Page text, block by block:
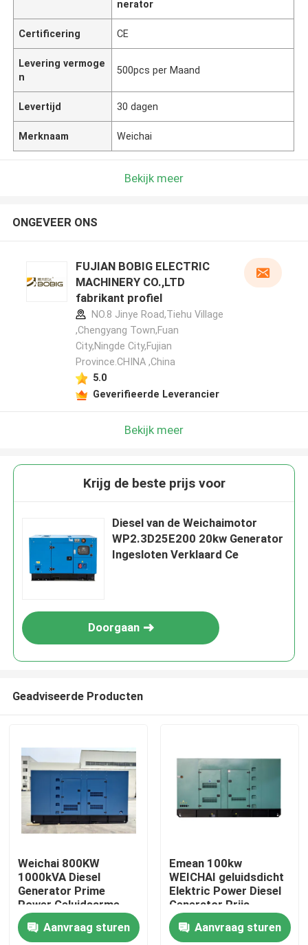
Producten
Video's
nerator
Certificering CE
Levering vermoge
n
500pcs per Maand
Levertijd 30 dagen
Merknaam Weichai
Bekijk meer
ONGEVEER ONS
FUJIAN BOBIG ELECTRIC
MACHINERY CO.,LTD
fabrikant profiel
NO.8 Jinye Road,Tiehu Village
,Chengyang Town,Fuan
City,Ningde City,Fujian
Province.CHINA ,China
5.0
Geverifieerde Leverancier
Bekijk meer
Krijg de beste prijs voor
Diesel van de Weichaimotor
WP2.3D25E200 20kw Generator
Ingesloten Verklaard Ce
Doorgaan
Geadviseerde Producten
Weichai 800KW
1000kVA Diesel
Generator Prime
Power Geluidsarme
Diesel Generator Set
50Hz 230V met
Aanvraag sturen
Emean 100kw
WEICHAI geluidsdicht
Elektric Power Diesel
Generator Prijs
Generator Generator
dieselAanvraag sturen